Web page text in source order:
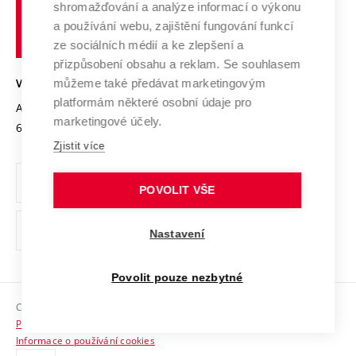
Transfer znalostí
Open Science
Projekty
Projekty ze strukturálních fondů
Specifický výzkum
Služby univerzity
Mezinárodní dohody
Univerzitní sítě
Udržitelná univerzita
Podnikavá univerzita / ContriBUTe
Bezpečná univerzita
Vyznamenání
Organizační struktura
Ochrana osobních údajů
odkaz)
Sociální bezpečí
HR Award
učení
technické
VYSOKÉ UČENÍ TECHNICKÉ V BRNĚ
Antonínská 548/1
602 00 Brno
www.vut.cz
vut@vutbr.cz
Copyright © 2026 VUT
Prohlášení o přístupnosti
Informace o používání cookies
shromažďování a analýze informací o výkonu
a používání webu, zajištění fungování funkcí
ze sociálních médií a ke zlepšení a
přizpůsobení obsahu a reklam. Se souhlasem
můžeme také předávat marketingovým
platformám některé osobní údaje pro
marketingové účely.
Zjistit více
POVOLIT VŠE
Nastavení
Povolit pouze nezbytné